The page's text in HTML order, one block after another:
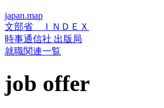
japan.map
文部省 ＩＮＤＥＸ
時事通信社 出版局
就職関連一覧
job offer